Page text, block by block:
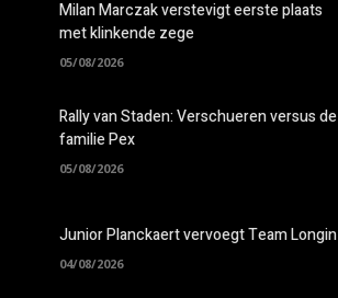
Milan Marczak verstevigt eerste plaats
met klinkende zege
05/08/2026
Rally van Staden: Verschueren versus de
familie Pex
05/08/2026
Junior Planckaert vervoegt Team Longin
04/08/2026